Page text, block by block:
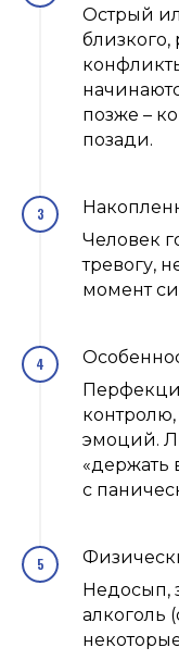
Острый
близкого,
позже –
позади.
Человек
тревогу,
момент
эмоций.
«держать
с
Недосып,
алкоголь